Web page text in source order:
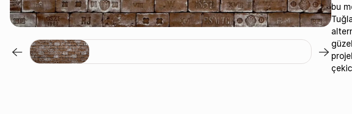
Rojo / B-542
bu